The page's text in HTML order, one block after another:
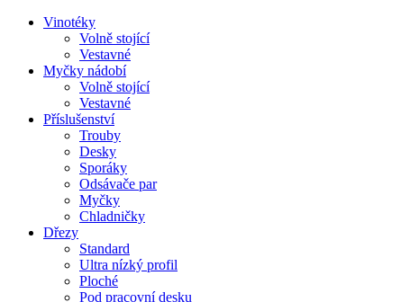
Vinotéky
Volně stojící
Vestavné
Myčky nádobí
Volně stojící
Vestavné
Příslušenství
Trouby
Desky
Sporáky
Odsávače par
Myčky
Chladničky
Dřezy
Standard
Ultra nízký profil
Ploché
Pod pracovní desku